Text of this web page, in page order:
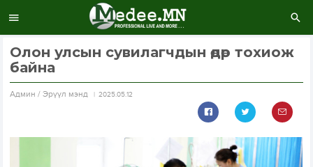
Олон улсын сувилагчдын өдөр тохиож
байна
Aдмин / Эрүүл мэнд 2025.05.12